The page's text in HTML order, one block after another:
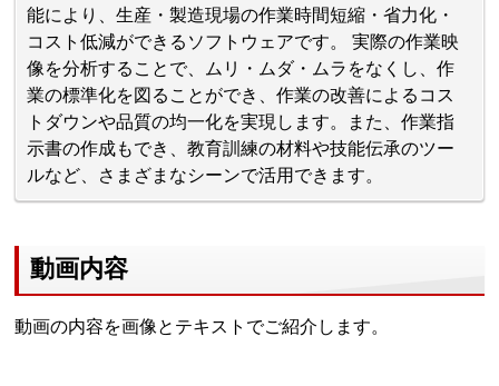
能により、生産・製造現場の作業時間短縮・省力化・
コスト低減ができるソフトウェアです。 実際の作業映
像を分析することで、ムリ・ムダ・ムラをなくし、作
業の標準化を図ることができ、作業の改善によるコス
トダウンや品質の均一化を実現します。また、作業指
示書の作成もでき、教育訓練の材料や技能伝承のツー
ルなど、さまざまなシーンで活用できます。
動画内容
動画の内容を画像とテキストでご紹介します。